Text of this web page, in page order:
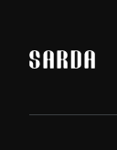
redan på dig!